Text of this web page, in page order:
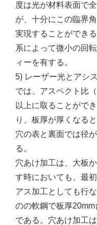
度は光が材料表面で
が、十分にこの臨界
実現することができ
系によって微小の回
ィーを有する。
5) レーザー光とアシ
では、アスペクト比
以上に取ることがで
り、板厚が厚くなる
穴の表と裏面では径
る。
穴あけ加工は、大板
す時においても、最
アス加工としても行
のの軟鋼で板厚
である。穴あけ加工